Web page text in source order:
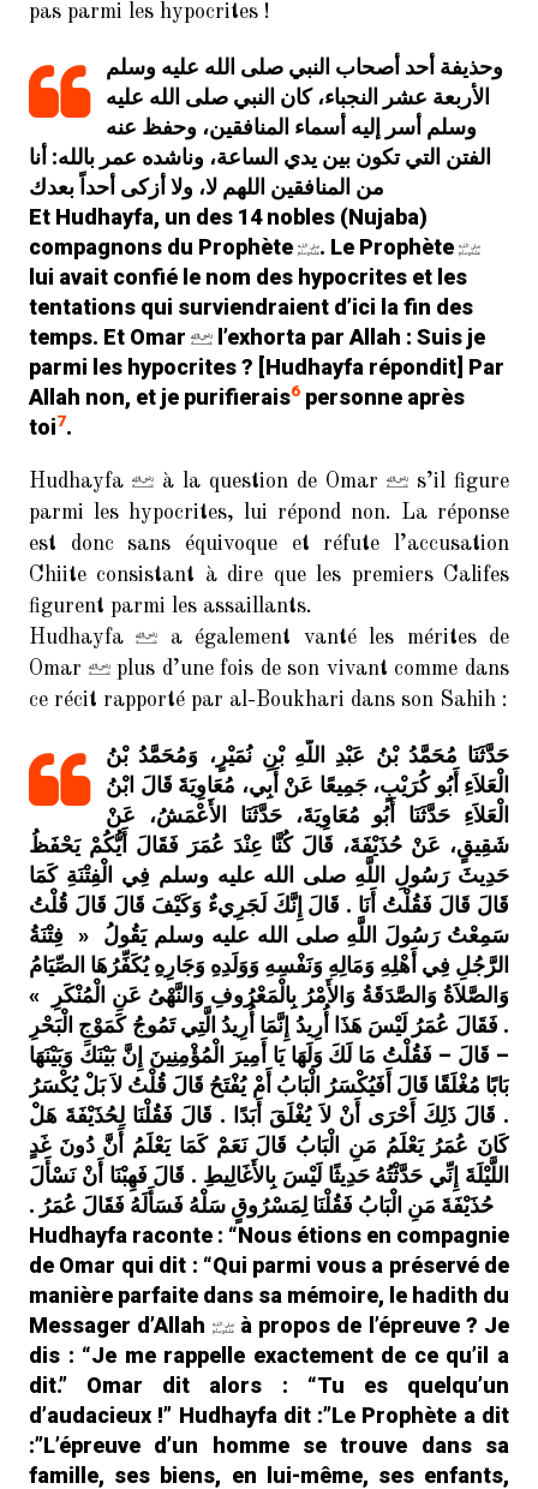
pas parmi les hypocrites !
وحذيفة أحد أصحاب النبي صلى الله عليه وسلم
الأربعة عشر النجباء، كان النبي صلى الله عليه
وسلم أسر إليه أسماء المنافقين، وحفظ عنه
الفتن التي تكون بين يدي الساعة، وناشده عمر بالله: أنا
من المنافقين اللهم لا، ولا أزكى أحداً بعدك
Et Hudhayfa, un des 14 nobles (Nujaba)
compagnons du Prophète
. Le Prophète
lui avait confié le nom des hypocrites et les
tentations qui surviendraient d’ici la fin des
temps. Et Omar
l’exhorta par Allah : Suis je
parmi les hypocrites ? [Hudhayfa répondit] Par
Allah non, et je purifierais6 personne après
toi7.
Hudhayfa à la question de Omar
s’il figure
parmi les hypocrites, lui répond non. La réponse
est donc sans équivoque et réfute l’accusation
Chiite consistant à dire que les premiers Califes
figurent parmi les assaillants.
Hudhayfa
a également vanté les mérites de
Omar
plus d’une fois de son vivant comme dans
ce récit rapporté par al-Boukhari dans son Sahih :
حَدَّثَنَا مُحَمَّدُ بْنُ عَبْدِ اللَّهِ بْنِ نُمَيْرٍ، وَمُحَمَّدُ بْنُ
الْعَلاَءِ أَبُو كُرَيْبٍ، جَمِيعًا عَنْ أَبِي، مُعَاوِيَةَ قَالَ ابْنُ
الْعَلاَءِ حَدَّثَنَا أَبُو مُعَاوِيَةَ، حَدَّثَنَا الأَعْمَشُ، عَنْ
شَقِيقٍ، عَنْ حُذَيْفَةَ، قَالَ كُنَّا عِنْدَ عُمَرَ فَقَالَ أَيُّكُمْ يَحْفَظُ
حَدِيثَ رَسُولِ اللَّهِ صلى الله عليه وسلم فِي الْفِتْنَةِ كَمَا
قَالَ قَالَ فَقُلْتُ أَنَا ‏.‏ قَالَ إِنَّكَ لَجَرِيءٌ وَكَيْفَ قَالَ قَالَ قُلْتُ
سَمِعْتُ رَسُولَ اللَّهِ صلى الله عليه وسلم يَقُولُ ‏ « ‏ فِتْنَةُ
الرَّجُلِ فِي أَهْلِهِ وَمَالِهِ وَنَفْسِهِ وَوَلَدِهِ وَجَارِهِ يُكَفِّرُهَا الصِّيَامُ
وَالصَّلاَةُ وَالصَّدَقَةُ وَالأَمْرُ بِالْمَعْرُوفِ وَالنَّهْىُ عَنِ الْمُنْكَرِ ‏ »‏
‏.‏ فَقَالَ عُمَرُ لَيْسَ هَذَا أُرِيدُ إِنَّمَا أُرِيدُ الَّتِي تَمُوجُ كَمَوْجِ الْبَحْرِ
– قَالَ – فَقُلْتُ مَا لَكَ وَلَهَا يَا أَمِيرَ الْمُؤْمِنِينَ إِنَّ بَيْنَكَ وَبَيْنَهَا
بَابًا مُغْلَقًا قَالَ أَفَيُكْسَرُ الْبَابُ أَمْ يُفْتَحُ قَالَ قُلْتُ لاَ بَلْ يُكْسَرُ
‏.‏ قَالَ ذَلِكَ أَحْرَى أَنْ لاَ يُغْلَقَ أَبَدًا ‏.‏ قَالَ فَقُلْنَا لِحُذَيْفَةَ هَلْ
كَانَ عُمَرُ يَعْلَمُ مَنِ الْبَابُ قَالَ نَعَمْ كَمَا يَعْلَمُ أَنَّ دُونَ غَدٍ
اللَّيْلَةَ إِنِّي حَدَّثْتُهُ حَدِيثًا لَيْسَ بِالأَغَالِيطِ ‏.‏ قَالَ فَهِبْنَا أَنْ نَسْأَلَ
حُذَيْفَةَ مَنِ الْبَابُ فَقُلْنَا لِمَسْرُوقٍ سَلْهُ فَسَأَلَهُ فَقَالَ عُمَرُ ‏.‏
Hudhayfa raconte : “Nous étions en compagnie
de Omar qui dit : “Qui parmi vous a préservé de
manière parfaite dans sa mémoire, le hadith du
Messager d’Allah
à propos de l’épreuve ? Je
dis : “Je me rappelle exactement de ce qu’il a
dit.” Omar dit alors : “Tu es quelqu’un
d’audacieux !” Hudhayfa dit :”Le Prophète a dit
:”L’épreuve d’un homme se trouve dans sa
famille, ses biens, en lui-même, ses enfants,